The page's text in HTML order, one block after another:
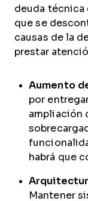
deuda técnica
que se
causas de la
prestar
Aumento
por
ampliación
habrá que
Mantener